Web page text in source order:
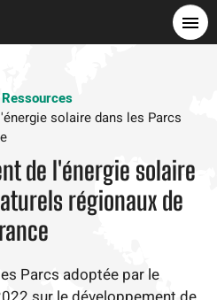
Ressources
solaire dans les Parcs
de l'énergie solaire
régionaux de
Parcs adoptée par le